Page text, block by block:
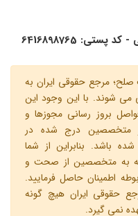
6416898765
مرجع حقوقی ایران به
می شوند. با این وجود این
بروز رسانی مجوزها و
متخصصین درج شده در
باشد. بنابراین از شما
به متخصصین از صحت و
اطمینان حاصل فرمایید.
حقوقی ایران هیچ گونه
نمی گیرد.